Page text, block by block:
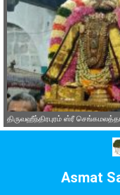
திருவஹீந்திரபுரம் ஸ்ரீ
Asmat